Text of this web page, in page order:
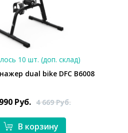
10 шт. (доп. склад)
dual bike DFC B6008
Руб. 4 669Руб.
В корзину